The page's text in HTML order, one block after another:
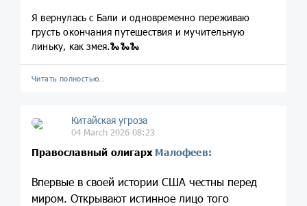
Я вернулась с Бали и одновременно переживаю
грусть окончания путешествия и мучительную
линьку, как змея.🐍🐍🐍
Читать полностью…
Китайская угроза
04 March 2026 08:23
Православный олигарх Малофеев:
Впервые в своей истории США честны перед
миром. Открывают истинное лицо того